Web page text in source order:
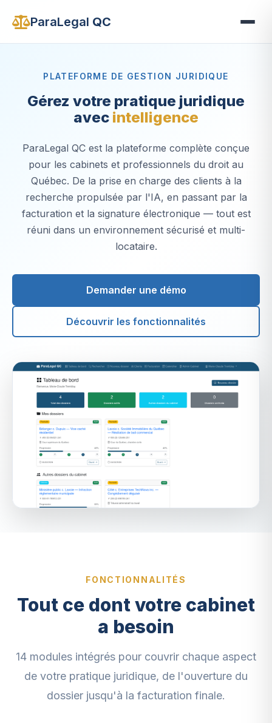
ParaLegal QC
PLATEFORME DE GESTION JURIDIQUE
Gérez votre pratique juridique
avec intelligence
ParaLegal QC est la plateforme complète conçue
pour les cabinets et professionnels du droit au
Québec. De la prise en charge des clients à la
recherche propulsée par l'IA, en passant par la
facturation et la signature électronique — tout est
réuni dans un environnement sécurisé et multi-
locataire.
Demander une démo
Découvrir les fonctionnalités
FONCTIONNALITÉS
Tout ce dont votre cabinet
a besoin
14 modules intégrés pour couvrir chaque aspect
de votre pratique juridique, de l'ouverture du
dossier jusqu'à la facturation finale.